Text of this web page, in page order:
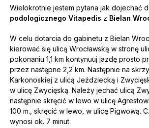
Wielokrotnie jestem pytana jak dojechać
podologicznego Vitapedis z Bielan
W celu dotarcia do gabinetu z Bielan
kierować się ulicą Wrocławską w stronę
pokonaniu 1,1 km kontynuuj jazdę prosto
przez następne 2,2 km. Następnie na
Karkonoskiej z ulicą Jeździecką i
w ulicę Zwycięską. Należy jechać ulicą
następnie skręcić w lewo w ulicę
100 m., skręcić w lewo, w ulicę Pigwową.
wynosi ok. 7 minut.